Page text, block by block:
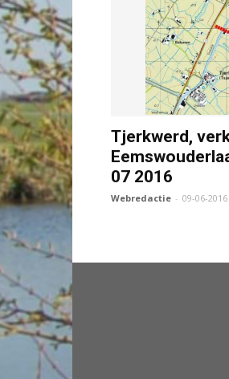
Tjerkwerd,
07 2016
Webredactie - 09-06-2016